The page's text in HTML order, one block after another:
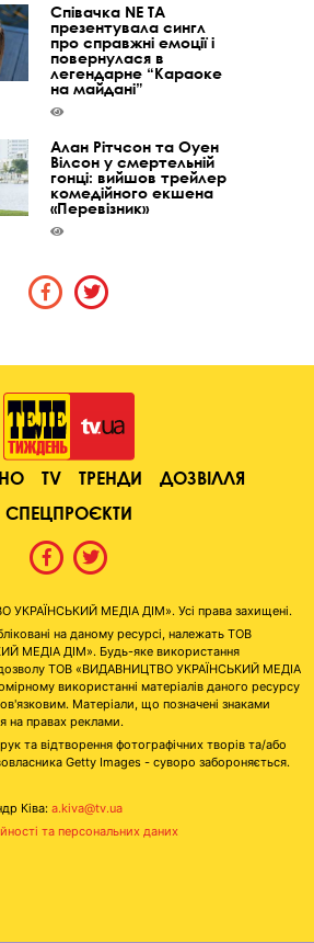
Співачка NE TA
презентувала сингл
про справжні емоції і
повернулася в
легендарне “Караоке
на майдані”
Алан Рітчсон та Оуен
Вілсон у смертельній
гонці: вийшов трейлер
комедійного екшена
«Перевізник»
TV ТРЕНДИ
ДОЗВІЛЛЯ
СПЕЦПРОЄКТИ
МЕДІА ДІМ». Усі права захищені.
на даному ресурсі, належать ТОВ
МЕДІА ДІМ». Будь-яке використання
дозволу ТОВ «ВИДАВНИЦТВО УКРАЇНСЬКИЙ МЕДІА
використанні матеріалів даного ресурсу
Матеріали, що позначені знаками
на правах реклами.
та відтворення фотографічних творів та/або
Getty Images - суворо забороняється.
Ківа: a.kiva@tv.ua
та персональних даних